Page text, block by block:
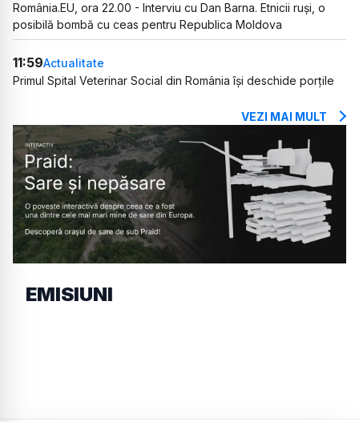
România.EU, ora 22.00 - Interviu cu Dan Barna. Etnicii ruși, o
posibilă bombă cu ceas pentru Republica Moldova
11:59Actualitate
Primul Spital Veterinar Social din România își deschide porțile
VEZI MAI MULT
EMISIUNI